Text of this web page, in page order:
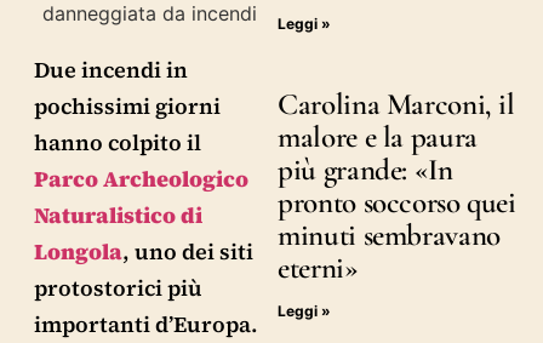
Due incendi in
pochissimi giorni
hanno colpito il
Parco Archeologico
Naturalistico di
Longola, uno dei siti
protostorici più
importanti d’Europa.
Leggi »
Carolina Marconi, il
malore e la paura
più grande: «In
pronto soccorso quei
minuti sembravano
eterni»
Leggi »